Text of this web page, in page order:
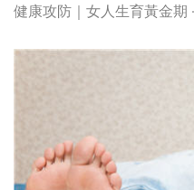
健康攻防｜女人生育黃金